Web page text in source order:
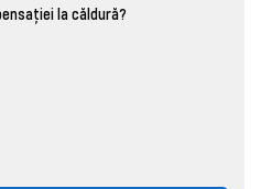
la căldură?